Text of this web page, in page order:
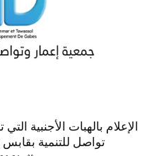
الإعلام بالهبات الأجنبية
تواصل للتنمية بقابس بتاريخ